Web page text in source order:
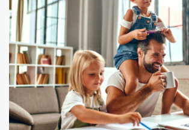
COMMUNITIES
ABOUT US